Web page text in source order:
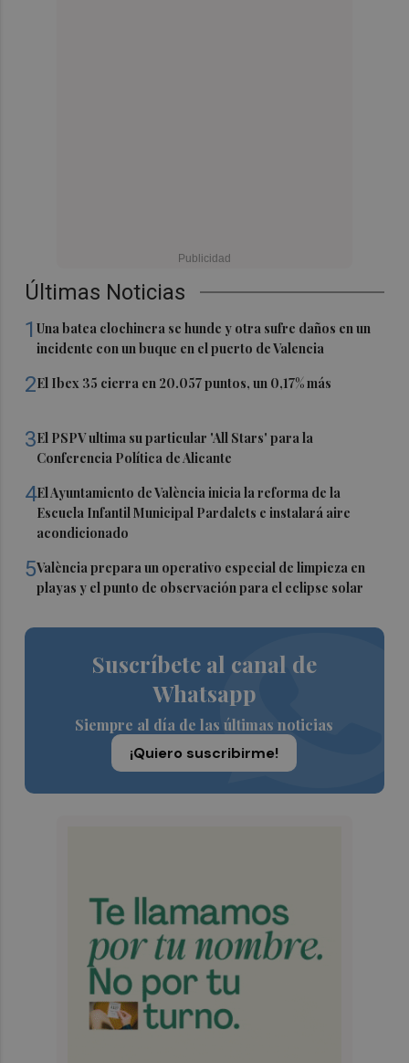
Últimas Noticias
1Una batea clochinera se hunde y otra sufre daños en un
incidente con un buque en el puerto de Valencia
2El Ibex 35 cierra en 20.057 puntos, un 0,17% más
3El PSPV ultima su particular 'All Stars' para la
Conferencia Política de Alicante
4El Ayuntamiento de València inicia la reforma de la
Escuela Infantil Municipal Pardalets e instalará aire
acondicionado
5València prepara un operativo especial de limpieza en
playas y el punto de observación para el eclipse solar
Suscríbete al canal de
Whatsapp
Siempre al día de las últimas noticias
¡Quiero suscribirme!